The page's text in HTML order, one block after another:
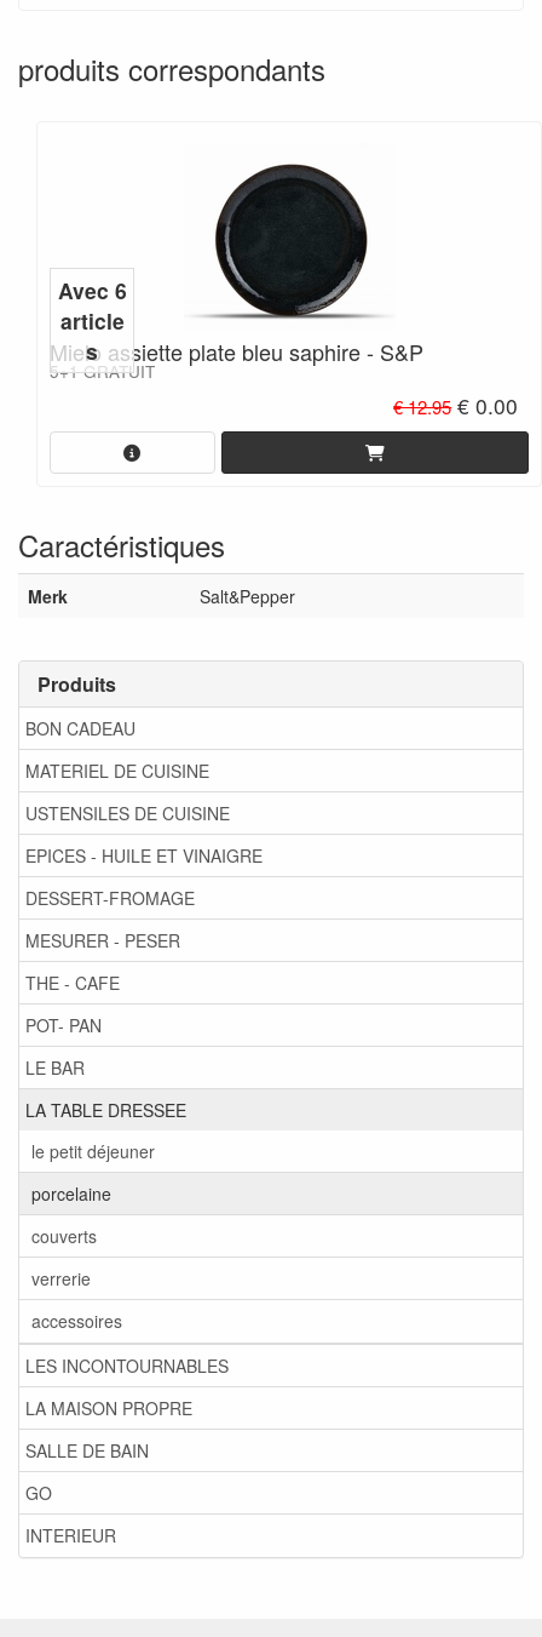
Produits
BON CADEAU
MATERIEL DE CUISINE
USTENSILES DE CUISINE
EPICES - HUILE ET VINAIGRE
DESSERT-FROMAGE
MESURER - PESER
THE - CAFE
POT- PAN
LE BAR
LA TABLE DRESSEE
le petit déjeuner
porcelaine
couverts
verrerie
accessoires
LES INCONTOURNABLES
LA MAISON PROPRE
SALLE DE BAIN
GO
INTERIEUR
produits correspondants
Mielo assiette plate bleu saphire - S&P
5+1 GRATUIT
€ 12.95€ 0.00
Avec 6
article
s
Caractéristiques
Merk Salt&Pepper